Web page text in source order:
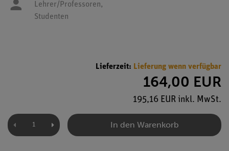
Lehrer/Professoren,
Studenten
Lieferzeit: Lieferung wenn verfügbar
164,00 EUR
195,16 EUR inkl. MwSt.
In den Warenkorb